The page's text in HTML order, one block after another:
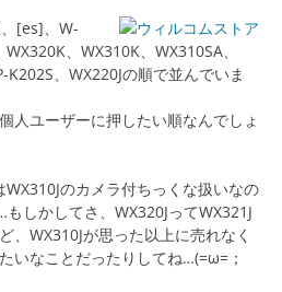
[es]、W-
、WX310K、WX310SA、
、WX220Jの順で並んでいま
人ユーザーに押したい順なんでしょ
のカメラ付ちっくな扱いなの
しかしてさ、WX320JってWX321J
、WX310Jが思った以上に売れなく
いなことだったりしてね…(=ω=；